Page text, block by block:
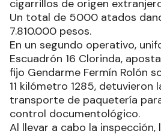
cigarrillos de origen
Un total de 5000 atados
7.810.000 pesos.
En un segundo operativo,
Escuadrón 16 Clorinda,
fijo Gendarme Fermín Rolón
11 kilómetro 1285, detuvieron
transporte de paquetería
control documentológico.
Al llevar a cabo la inspección,